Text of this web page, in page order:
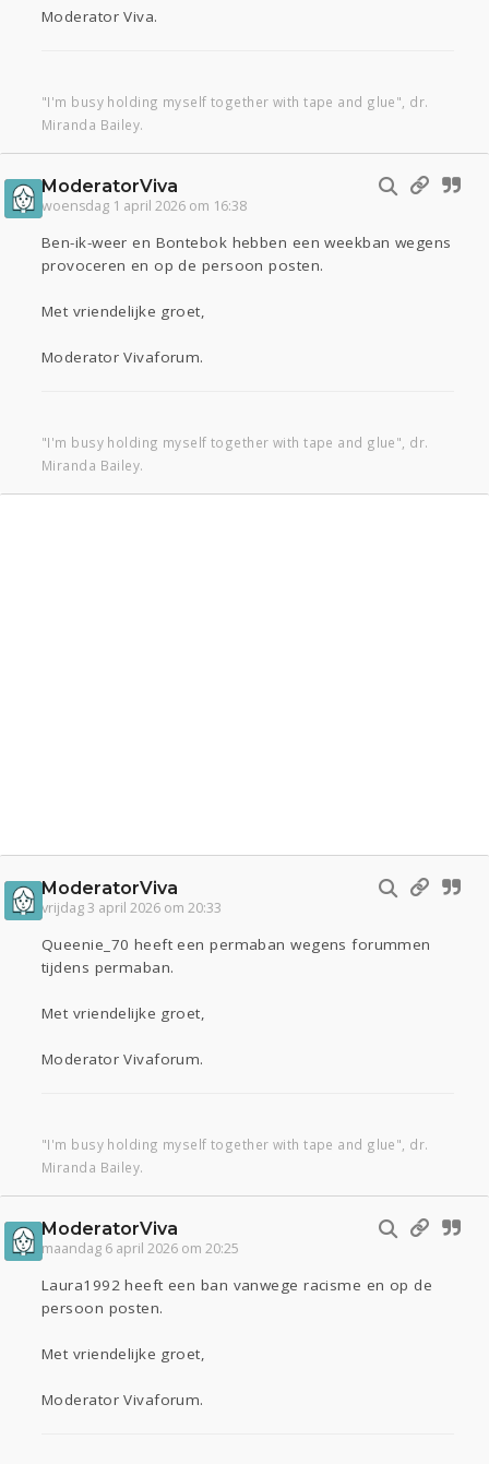
Moderator Viva.
"I'm busy holding myself together with tape and glue", dr.
Miranda Bailey.
ModeratorViva
woensdag 1 april 2026 om 16:38
Ben-ik-weer en Bontebok hebben een weekban wegens
provoceren en op de persoon posten.
Met vriendelijke groet,
Moderator Vivaforum.
"I'm busy holding myself together with tape and glue", dr.
Miranda Bailey.
ModeratorViva
vrijdag 3 april 2026 om 20:33
Queenie_70 heeft een permaban wegens forummen
tijdens permaban.
Met vriendelijke groet,
Moderator Vivaforum.
"I'm busy holding myself together with tape and glue", dr.
Miranda Bailey.
ModeratorViva
maandag 6 april 2026 om 20:25
Laura1992 heeft een ban vanwege racisme en op de
persoon posten.
Met vriendelijke groet,
Moderator Vivaforum.